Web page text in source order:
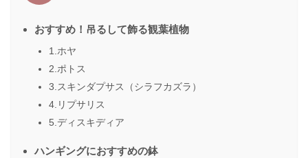
おすすめ！吊るして飾る観葉植物
1.ホヤ
2.ポトス
3.スキンダプサス（シラフカズラ）
4.リプサリス
5.ディスキディア
ハンギングにおすすめの鉢